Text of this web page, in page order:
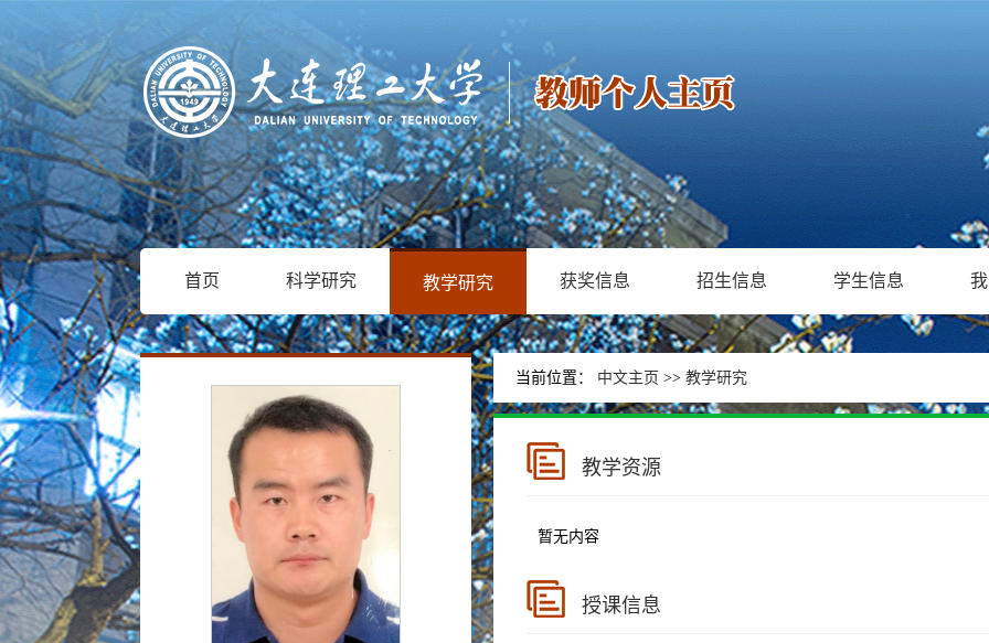
首页 科学研究 教学研究 获奖信息 招生信息 学生信息
当前位置： 中文主页 >> 教学研究
教学资源
暂无内容
授课信息